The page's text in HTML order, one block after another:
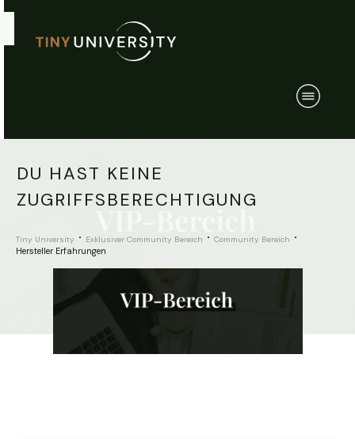
DU HAST KEINE
ZUGRIFFSBERECHTIGUNG
Tiny University Exklusiver Community Bereich Community Bereich
Hersteller Erfahrungen